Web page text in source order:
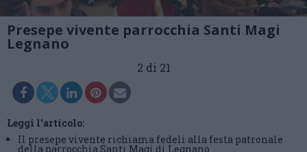
Presepe vivente parrocchia Santi Magi
Legnano
2 di 21
Leggi l'articolo:
Il presepe vivente richiama fedeli alla festa patronale
della parrocchia Santi Magi di Legnano